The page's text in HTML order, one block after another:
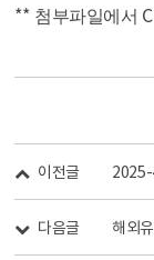
** 첨부파일에서
이전글 2025-
다음글